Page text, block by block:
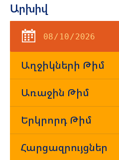
Արխիվ
Աղջիկների Թիմ
Առաջին Թիմ
Երկրորդ Թիմ
Հարցազրույցներ